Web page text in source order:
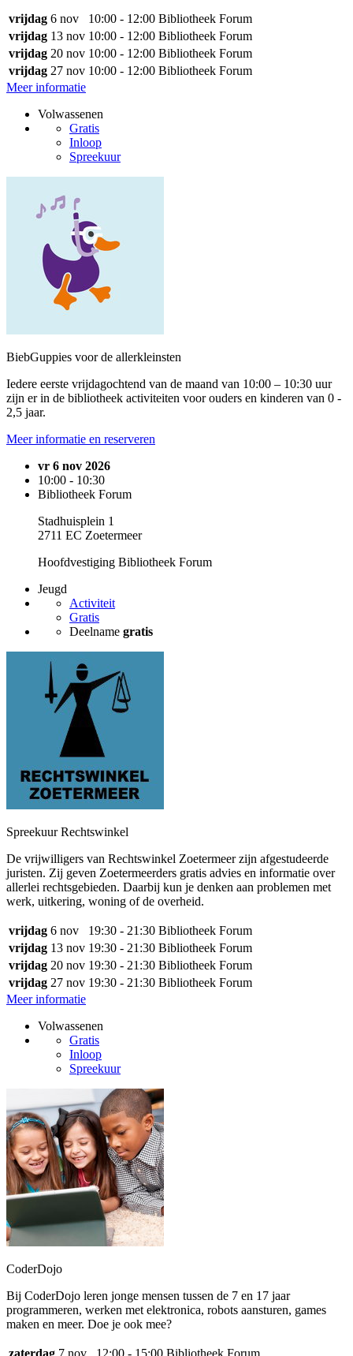
vrijdag 6 nov 10:00 - 12:00 Bibliotheek Forum
vrijdag 13 nov 10:00 - 12:00 Bibliotheek Forum
vrijdag 20 nov 10:00 - 12:00 Bibliotheek Forum
vrijdag 27 nov 10:00 - 12:00 Bibliotheek Forum
Meer informatie
Volwassenen
Gratis
Inloop
Spreekuur
BiebGuppies voor de allerkleinsten
Iedere eerste vrijdagochtend van de maand van 10:00 – 10:30 uur
zijn er in de bibliotheek activiteiten voor ouders en kinderen van 0 -
2,5 jaar.
Meer informatie en reserveren
vr 6 nov 2026
10:00 - 10:30
Bibliotheek Forum
Stadhuisplein 1
2711 EC Zoetermeer
Hoofdvestiging Bibliotheek Forum
Jeugd
Activiteit
Gratis
Deelname gratis
Spreekuur Rechtswinkel
De vrijwilligers van Rechtswinkel Zoetermeer zijn afgestudeerde
juristen. Zij geven Zoetermeerders gratis advies en informatie over
allerlei rechtsgebieden. Daarbij kun je denken aan problemen met
werk, uitkering, woning of de overheid.
vrijdag 6 nov 19:30 - 21:30 Bibliotheek Forum
vrijdag 13 nov 19:30 - 21:30 Bibliotheek Forum
vrijdag 20 nov 19:30 - 21:30 Bibliotheek Forum
vrijdag 27 nov 19:30 - 21:30 Bibliotheek Forum
Meer informatie
Volwassenen
Gratis
Inloop
Spreekuur
CoderDojo
Bij CoderDojo leren jonge mensen tussen de 7 en 17 jaar
programmeren, werken met elektronica, robots aansturen, games
maken en meer. Doe je ook mee?
zaterdag 7 nov 12:00 - 15:00 Bibliotheek Forum